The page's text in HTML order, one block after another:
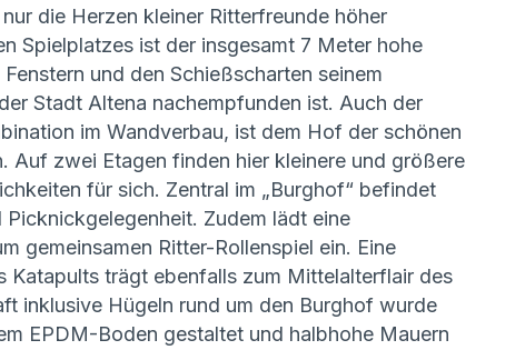
die Herzen kleiner Ritterfreunde höher
Spielplatzes ist der insgesamt 7 Meter hohe
und den Schießscharten seinem
Stadt Altena nachempfunden ist. Auch der
im Wandverbau, ist dem Hof der schönen
Auf zwei Etagen finden hier kleinere und größere
für sich. Zentral im „Burghof“ befindet
Picknickgelegenheit. Zudem lädt eine
gemeinsamen Ritter-Rollenspiel ein. Eine
Katapults trägt ebenfalls zum Mittelalterflair des
inklusive Hügeln rund um den Burghof wurde
EPDM-Boden gestaltet und halbhohe Mauern